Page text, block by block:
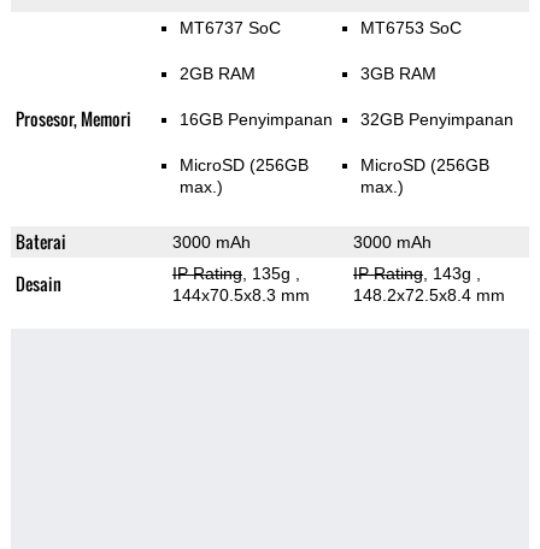
Prosesor, Memori
MT6737 SoC
2GB RAM
16GB Penyimpanan
MicroSD (256GB
max.)
MT6753 SoC
3GB RAM
32GB Penyimpanan
MicroSD (256GB
max.)
Baterai 3000 mAh 3000 mAh
Desain IP Rating, 135g
144x70.5x8.3 mm
IP Rating, 143g
148.2x72.5x8.4 mm